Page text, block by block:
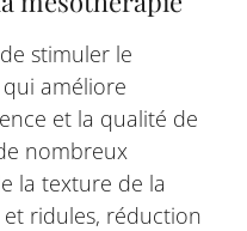
stimuler le
qui améliore
et la qualité de
nombreux
la texture de la
ridules, réduction